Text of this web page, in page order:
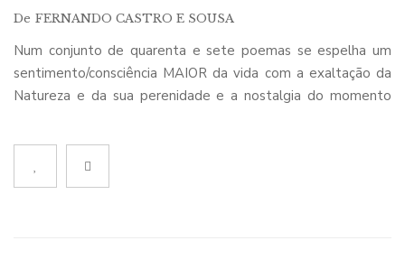
De FERNANDO CASTRO E SOUSA
Num conjunto de quarenta e sete poemas se espelha um
sentimento/consciência MAIOR da vida com a exaltação da
Natureza e da sua perenidade e a nostalgia do momento
morrendo a cada instante, sem escolha. O Homem retrata-
se como espectador da VIDA.